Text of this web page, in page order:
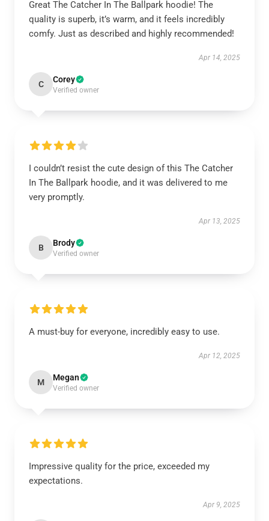
Great The Catcher In The Ballpark hoodie! The
quality is superb, it’s warm, and it feels incredibly
comfy. Just as described and highly recommended!
Apr 14, 2025
C Corey
Verified owner
I couldn’t resist the cute design of this The Catcher
In The Ballpark hoodie, and it was delivered to me
very promptly.
Apr 13, 2025
B Brody
Verified owner
A must-buy for everyone, incredibly easy to use.
Apr 12, 2025
M Megan
Verified owner
Impressive quality for the price, exceeded my
expectations.
Apr 9, 2025